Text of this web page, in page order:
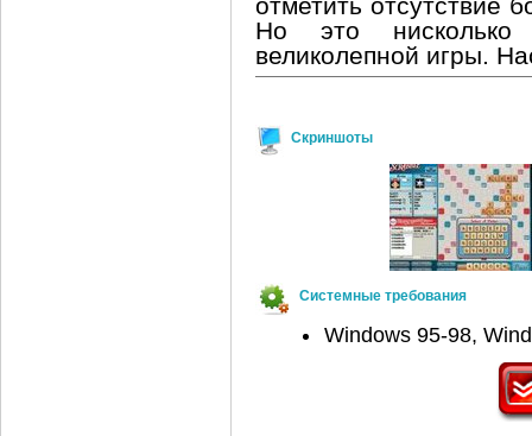
Но это нисколько
великолепной игры.
Скриншоты
Системные требования
Windows 95-98,